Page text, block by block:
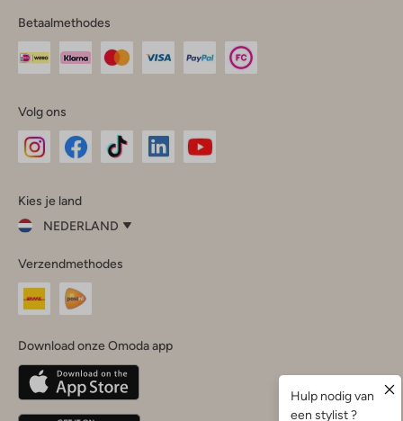
Betaalmethodes
Volg ons
InstagramFacebook
Kies je land
NEDERLAND
je
land
Nederland
Belgique(Français)
Deutschland
Verzendmethodes
Download onze Omoda app